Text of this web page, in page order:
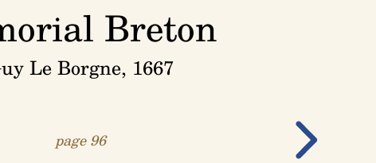
Breton
Le Borgne, 1667
page 96